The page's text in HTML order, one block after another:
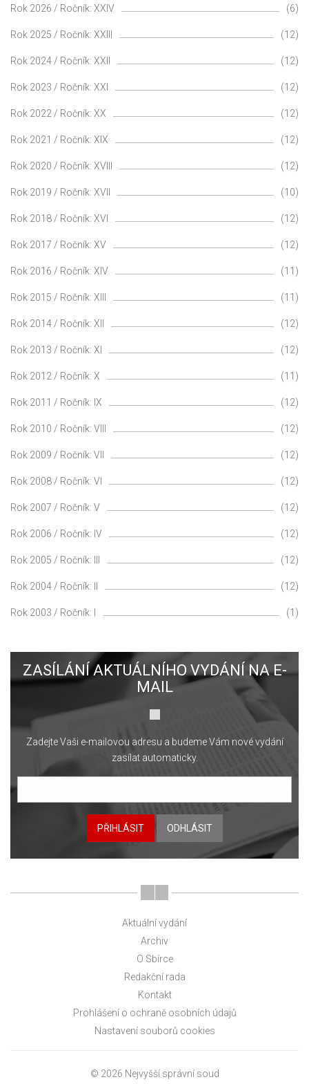
Rok 2026 / Ročník: XXIV (6)
Rok 2025 / Ročník: XXIII (12)
Rok 2024 / Ročník: XXII (12)
Rok 2023 / Ročník: XXI (12)
Rok 2022 / Ročník: XX (12)
Rok 2021 / Ročník: XIX (12)
Rok 2020 / Ročník: XVIII (12)
Rok 2019 / Ročník: XVII (10)
Rok 2018 / Ročník: XVI (12)
Rok 2017 / Ročník: XV (12)
Rok 2016 / Ročník: XIV (11)
Rok 2015 / Ročník: XIII (11)
Rok 2014 / Ročník: XII (12)
Rok 2013 / Ročník: XI (12)
Rok 2012 / Ročník: X (11)
Rok 2011 / Ročník: IX (12)
Rok 2010 / Ročník: VIII (12)
Rok 2009 / Ročník: VII (12)
Rok 2008 / Ročník: VI (12)
Rok 2007 / Ročník: V (12)
Rok 2006 / Ročník: IV (12)
Rok 2005 / Ročník: III (12)
Rok 2004 / Ročník: II (12)
Rok 2003 / Ročník: I (1)
ZASÍLÁNÍ AKTUÁLNÍHO VYDÁNÍ NA E-
MAIL
Zadejte Vaši e-mailovou adresu a budeme Vám nové vydání
zasílat automaticky.
PŘIHLÁSIT ODHLÁSIT
Aktuální vydání
Archiv
O Sbírce
Redakční rada
Kontakt
Prohlášení o ochraně osobních údajů
Nastavení souborů cookies
© 2026 Nejvyšší správní soud